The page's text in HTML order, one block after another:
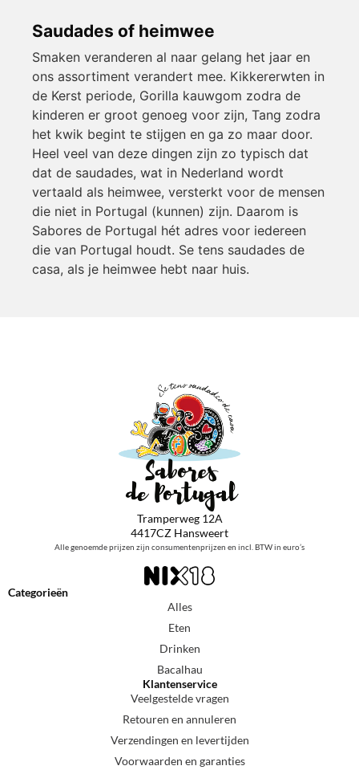
Saudades of heimwee
Smaken veranderen al naar gelang het jaar en
ons assortiment verandert mee. Kikkererwten in
de Kerst periode, Gorilla kauwgom zodra de
kinderen er groot genoeg voor zijn, Tang zodra
het kwik begint te stijgen en ga zo maar door.
Heel veel van deze dingen zijn zo typisch dat
dat de saudades, wat in Nederland wordt
vertaald als heimwee, versterkt voor de mensen
die niet in Portugal (kunnen) zijn. Daarom is
Sabores de Portugal hét adres voor iedereen
die van Portugal houdt. Se tens saudades de
casa, als je heimwee hebt naar huis.
Tramperweg 12A
4417CZ Hansweert
Alle genoemde prijzen zijn consumentenprijzen en incl. BTW in euro’s
Categorieën
Alles
Eten
Drinken
Bacalhau
Klantenservice
Veelgestelde vragen
Retouren en annuleren
Verzendingen en levertijden
Voorwaarden en garanties